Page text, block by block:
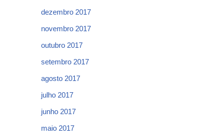
dezembro 2017
novembro 2017
outubro 2017
setembro 2017
agosto 2017
julho 2017
junho 2017
maio 2017